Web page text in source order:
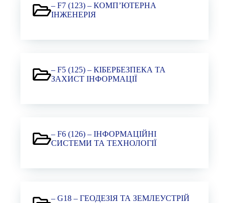
– F7 (123) – КОМП’ЮТЕРНА
ІНЖЕНЕРІЯ
– F5 (125) – КІБЕРБЕЗПЕКА ТА
ЗАХИСТ ІНФОРМАЦІЇ
– F6 (126) – ІНФОРМАЦІЙНІ
СИСТЕМИ ТА ТЕХНОЛОГІЇ
– G18 – ГЕОДЕЗІЯ ТА ЗЕМЛЕУСТРІЙ